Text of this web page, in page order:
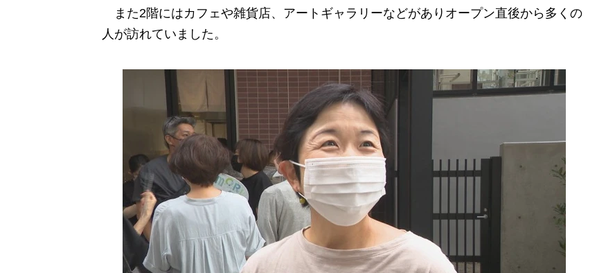
また2階にはカフェや雑貨店、アートギャラリーなどがありオープン直後から多くの
人が訪れていました。